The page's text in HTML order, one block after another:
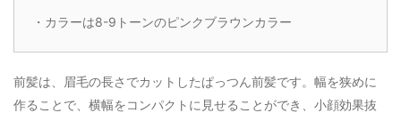
・カラーは8-9トーンのピンクブラウンカラー
前髪は、眉毛の長さでカットしたぱっつん前髪です。幅を狭めに
作ることで、横幅をコンパクトに見せることができ、小顔効果抜